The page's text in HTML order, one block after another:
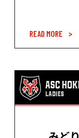
READ MORE >